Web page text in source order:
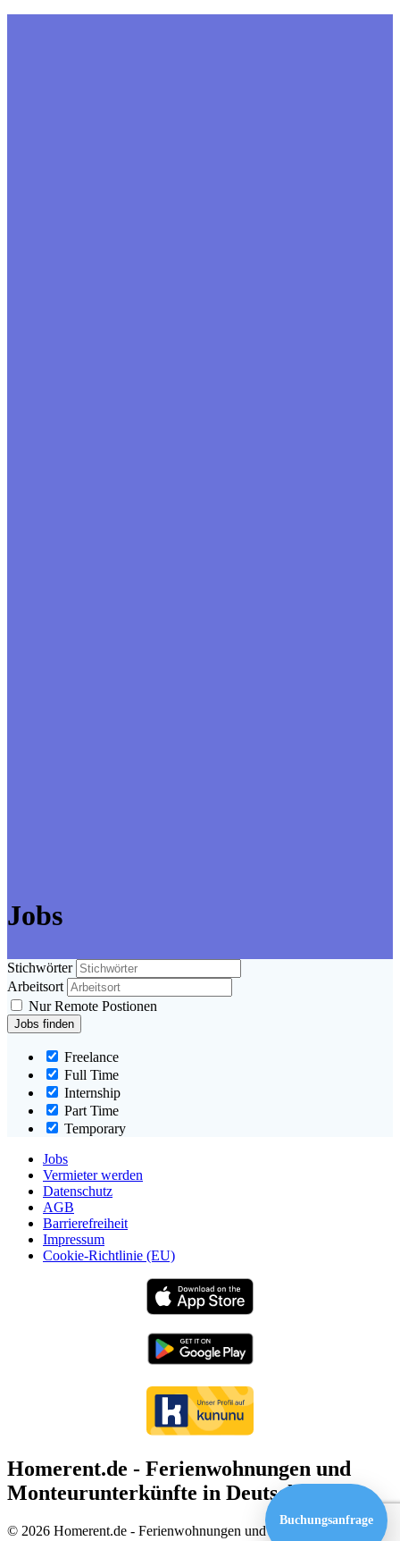
Jobs
Stichwörter
Arbeitsort
Nur Remote Postionen
Freelance
Full Time
Internship
Part Time
Temporary
Jobs
Vermieter werden
Datenschutz
AGB
Barrierefreiheit
Impressum
Cookie-Richtlinie (EU)
Homerent.de - Ferienwohnungen und
Monteurunterkünfte in Deutschland
© 2026 Homerent.de - Ferienwohnungen und Monteurunterkünfte
Buchungsanfrage